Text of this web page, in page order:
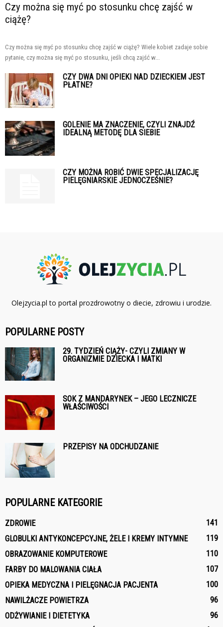
Czy można się myć po stosunku chcę zajść w
ciążę?
Czy można się myć po stosunku chcę zajść w ciążę? Wiele kobiet zadaje sobie
pytanie, czy można się myć po stosunku, jeśli chcą zajść w...
CZY DWA DNI OPIEKI NAD DZIECKIEM JEST
PŁATNE?
GOLENIE MA ZNACZENIE, CZYLI ZNAJDŹ
IDEALNĄ METODĘ DLA SIEBIE
CZY MOŻNA ROBIĆ DWIE SPECJALIZACJĘ
PIELĘGNIARSKIE JEDNOCZEŚNIE?
Olejzycia.pl to portal prozdrowotny o diecie, zdrowiu i urodzie.
POPULARNE POSTY
29. TYDZIEŃ CIĄŻY- CZYLI ZMIANY W
ORGANIZMIE DZIECKA I MATKI
SOK Z MANDARYNEK – JEGO LECZNICZE
WŁAŚCIWOŚCI
PRZEPISY NA ODCHUDZANIE
POPULARNE KATEGORIE
ZDROWIE
141
GLOBULKI ANTYKONCEPCYJNE, ŻELE I KREMY INTYMNE
119
OBRAZOWANIE KOMPUTEROWE
110
FARBY DO MALOWANIA CIAŁA
107
OPIEKA MEDYCZNA I PIELĘGNACJA PACJENTA
100
NAWILŻACZE POWIETRZA
96
ODŻYWIANIE I DIETETYKA
96